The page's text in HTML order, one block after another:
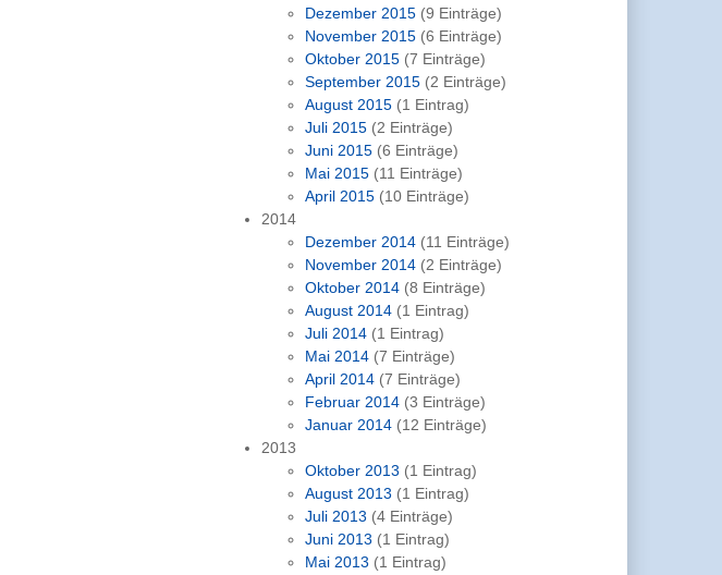
Dezember 2015 (9 Einträge)
November 2015 (6 Einträge)
Oktober 2015 (7 Einträge)
September 2015 (2 Einträge)
August 2015 (1 Eintrag)
Juli 2015 (2 Einträge)
Juni 2015 (6 Einträge)
Mai 2015 (11 Einträge)
April 2015 (10 Einträge)
2014
Dezember 2014 (11 Einträge)
November 2014 (2 Einträge)
Oktober 2014 (8 Einträge)
August 2014 (1 Eintrag)
Juli 2014 (1 Eintrag)
Mai 2014 (7 Einträge)
April 2014 (7 Einträge)
Februar 2014 (3 Einträge)
Januar 2014 (12 Einträge)
2013
Oktober 2013 (1 Eintrag)
August 2013 (1 Eintrag)
Juli 2013 (4 Einträge)
Juni 2013 (1 Eintrag)
Mai 2013 (1 Eintrag)